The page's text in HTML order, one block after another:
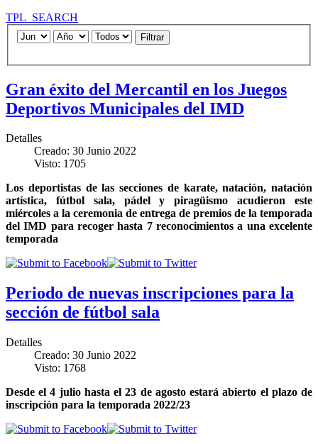
TPL_SEARCH
Filtrar
Gran éxito del Mercantil en los Juegos
Deportivos Municipales del IMD
Detalles
Creado: 30 Junio 2022
Visto: 1705
Los deportistas de las secciones de karate, natación, natación
artística, fútbol sala, pádel y piragüismo acudieron este
miércoles a la ceremonia de entrega de premios de la temporada
del IMD para recoger hasta 7 reconocimientos a una excelente
temporada
Periodo de nuevas inscripciones para la
sección de fútbol sala
Detalles
Creado: 30 Junio 2022
Visto: 1768
Desde el 4 julio hasta el 23 de agosto estará abierto el plazo de
inscripción para la temporada 2022/23